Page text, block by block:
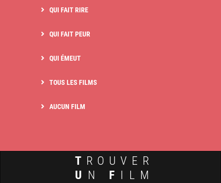
QUI FAIT RIRE
QUI FAIT PEUR
QUI ÉMEUT
TOUS LES FILMS
AUCUN FILM
T ROUVER
U N F ILM